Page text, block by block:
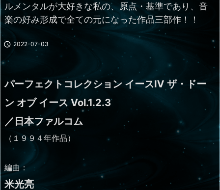
ルメンタルが大好きな私の、原点・基準であり、音
楽の好み形成で全ての元になった作品三部作！！
 2022-07-03
パーフェクトコレクション イースⅣ ザ・ドー
ン オブ イース Vol.1.2.3
／日本ファルコム
（１９９４年作品）
編曲：
米光亮